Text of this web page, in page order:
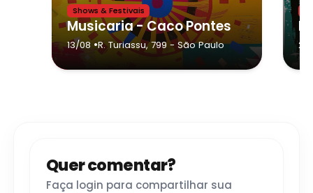
Shows & Festivais
Musicaria - Caco Pontes
13/08•R. Turiassu, 799 - São Paulo
Quer comentar?
Faça login para compartilhar sua